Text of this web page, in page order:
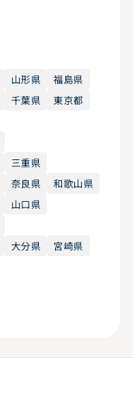
山形県
福島県
千葉県
東京都
三重県
奈良県
和歌山県
山口県
大分県
宮崎県